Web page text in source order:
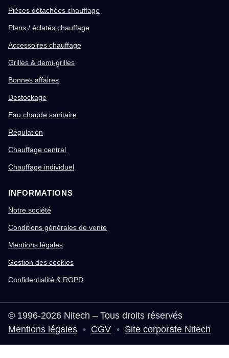
Pièces détachées chauffage
Plans / éclatés chauffage
Accessoires chauffage
Grilles & demi-grilles
Bonnes affaires
Destockage
Eau chaude sanitaire
Régulation
Chauffage central
Chauffage individuel
INFORMATIONS
Notre société
Conditions générales de vente
Mentions légales
Gestion des cookies
Confidentialité & RGPD
© 1996-2026 Nitech – Tous droits réservés
Mentions légales • CGV • Site corporate Nitech